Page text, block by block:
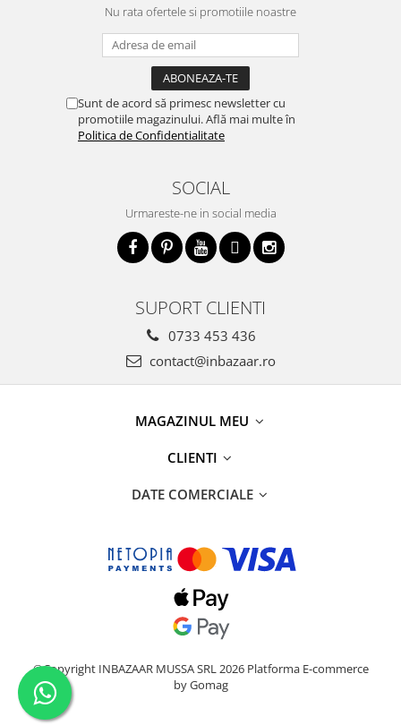
Nu rata ofertele si promotiile noastre
Sunt de acord să primesc newsletter cu
promotiile magazinului. Află mai multe în
Politica de Confidentialitate
SOCIAL
Urmareste-ne in social media
SUPORT CLIENTI
0733 453 436
contact@inbazaar.ro
MAGAZINUL MEU
CLIENTI
DATE COMERCIALE
©Copyright INBAZAAR MUSSA SRL 2026 Platforma E-commerce
by Gomag